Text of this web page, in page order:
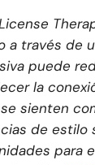
a través de
puede
la
sienten
de estilo
para